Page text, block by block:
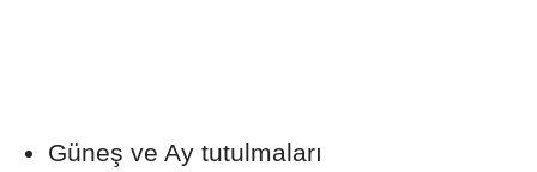
Güneş ve Ay tutulmaları